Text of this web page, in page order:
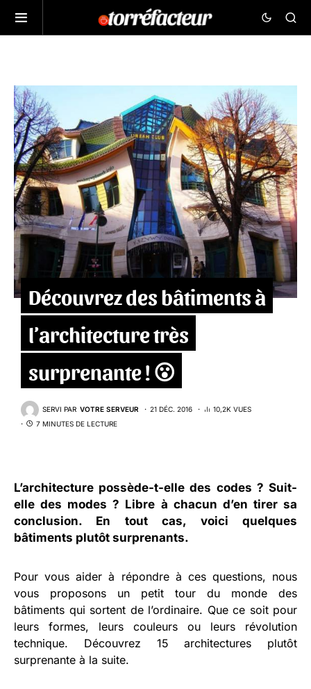
Découvrez des bâtiments à
l’architecture très
surprenante ! 😮
SERVI PAR VOTRE SERVEUR 21 DÉC. 2016
10,2K VUES
7 MINUTES DE LECTURE
L’architecture possède-t-elle des codes ? Suit-
elle des modes ? Libre à chacun d’en tirer sa
conclusion. En tout cas, voici quelques
bâtiments plutôt surprenants.
Pour vous aider à répondre à ces questions, nous
vous proposons un petit tour du monde des
bâtiments qui sortent de l’ordinaire. Que ce soit pour
leurs formes, leurs couleurs ou leurs révolution
technique. Découvrez 15 architectures plutôt
surprenante à la suite.